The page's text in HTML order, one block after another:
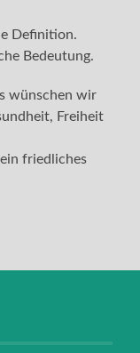
Definition.
Bedeutung.
wünschen wir
Freiheit
friedliches